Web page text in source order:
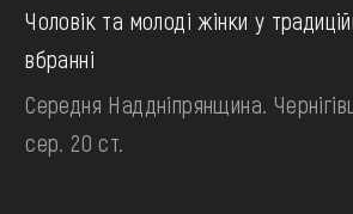
Чоловік та молоді жінки у
вбранні
Середня Наддніпрянщина.
сер. 20 ст.